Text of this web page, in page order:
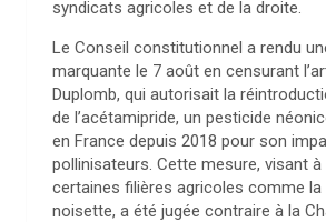
syndicats agricoles et de la droite.
Le Conseil constitutionnel a rendu
marquante le 7 août en censurant
Duplomb, qui autorisait la
de l’acétamipride, un pesticide
en France depuis 2018 pour son
pollinisateurs. Cette mesure, visant
certaines filières agricoles comme la
noisette, a été jugée contraire à la